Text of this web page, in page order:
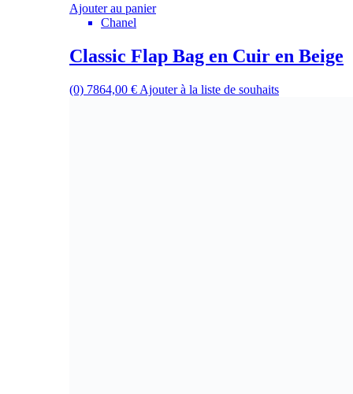
Ajouter au panier
Chanel
Classic Flap Bag en Cuir en Beige
(0) 7864,00 € Ajouter à la liste de souhaits